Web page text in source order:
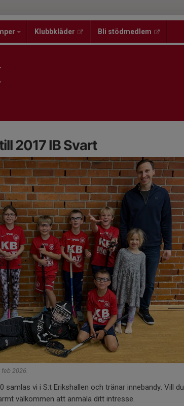
Klubbkläder Bli stödmedlem
2017 IB Svart
2026.
samlas vi i S:t Erikshallen och tränar innebandy. Vill du
välkommen att anmäla ditt intresse.